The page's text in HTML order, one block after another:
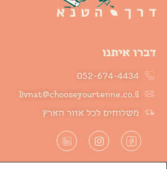
דברו איתנו
052-674-4434
livnat@chooseyourtenne.co.il
משלוחים לכל אזור הארץ